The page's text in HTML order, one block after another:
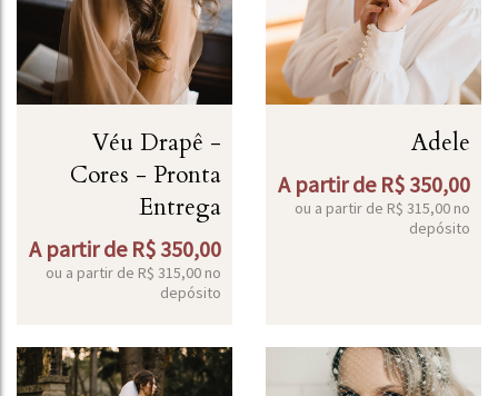
Véu Drapê -
Cores - Pronta
Entrega
A partir de R$ 350,00
ou a partir de R$ 315,00 no
depósito
Adele
A partir de R$ 350,00
ou a partir de R$ 315,00 no
depósito